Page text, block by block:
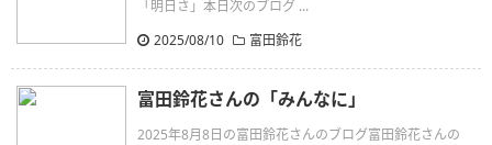
「明日さ」本日次のブログ ...
2025/08/10
富田鈴花
富田鈴花さんの「みんなに」
2025年8月8日の富田鈴花さんのブログ富田鈴花さんの